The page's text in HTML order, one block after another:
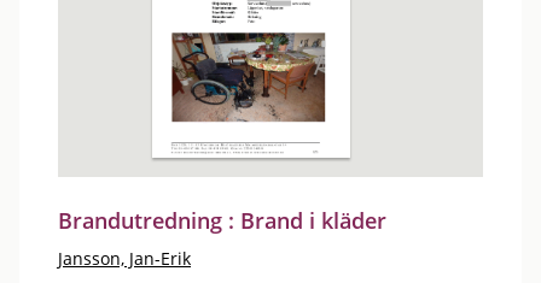
Brandutredning : Brand i kläder
Jansson, Jan-Erik